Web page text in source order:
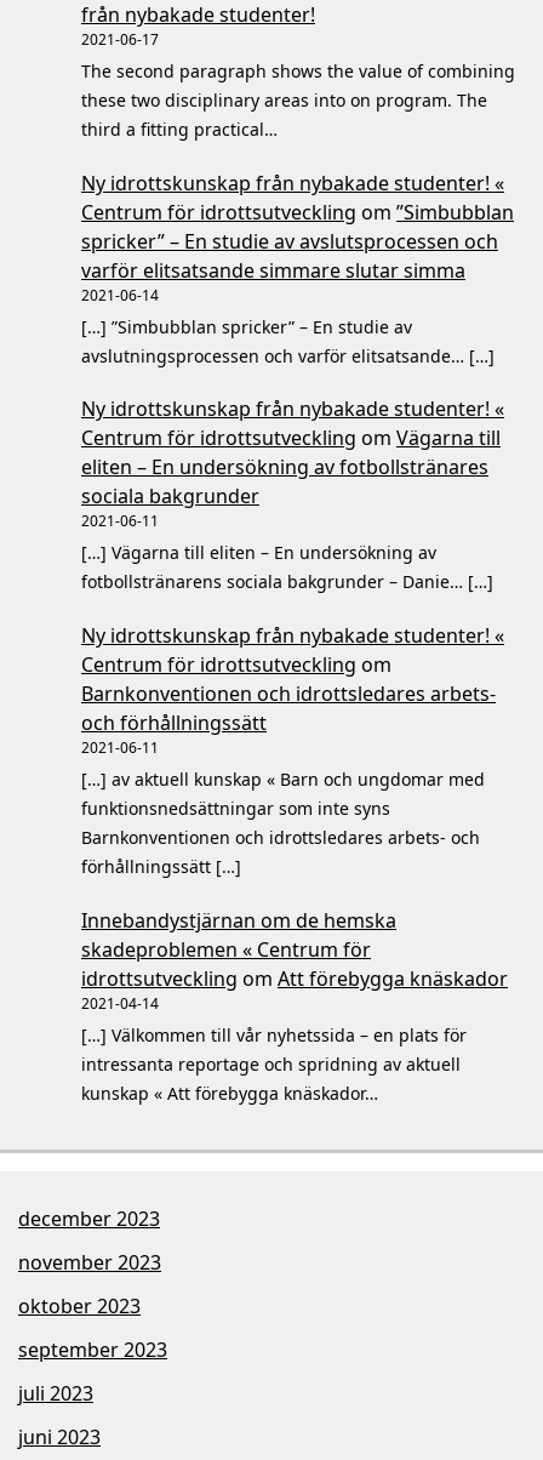
från nybakade studenter!
2021-06-17
The second paragraph shows the value of combining
these two disciplinary areas into on program. The
third a fitting practical…
Ny idrottskunskap från nybakade studenter! «
Centrum för idrottsutveckling om ”Simbubblan
spricker” – En studie av avslutsprocessen och
varför elitsatsande simmare slutar simma
2021-06-14
[…] ”Simbubblan spricker” – En studie av
avslutningsprocessen och varför elitsatsande… […]
Ny idrottskunskap från nybakade studenter! «
Centrum för idrottsutveckling om Vägarna till
eliten – En undersökning av fotbollstränares
sociala bakgrunder
2021-06-11
[…] Vägarna till eliten – En undersökning av
fotbollstränarens sociala bakgrunder – Danie… […]
Ny idrottskunskap från nybakade studenter! «
Centrum för idrottsutveckling om
Barnkonventionen och idrottsledares arbets-
och förhållningssätt
2021-06-11
[…] av aktuell kunskap « Barn och ungdomar med
funktionsnedsättningar som inte syns
Barnkonventionen och idrottsledares arbets- och
förhållningssätt […]
Innebandystjärnan om de hemska
skadeproblemen « Centrum för
idrottsutveckling om Att förebygga knäskador
2021-04-14
[…] Välkommen till vår nyhetssida – en plats för
intressanta reportage och spridning av aktuell
kunskap « Att förebygga knäskador…
december 2023
november 2023
oktober 2023
september 2023
juli 2023
juni 2023